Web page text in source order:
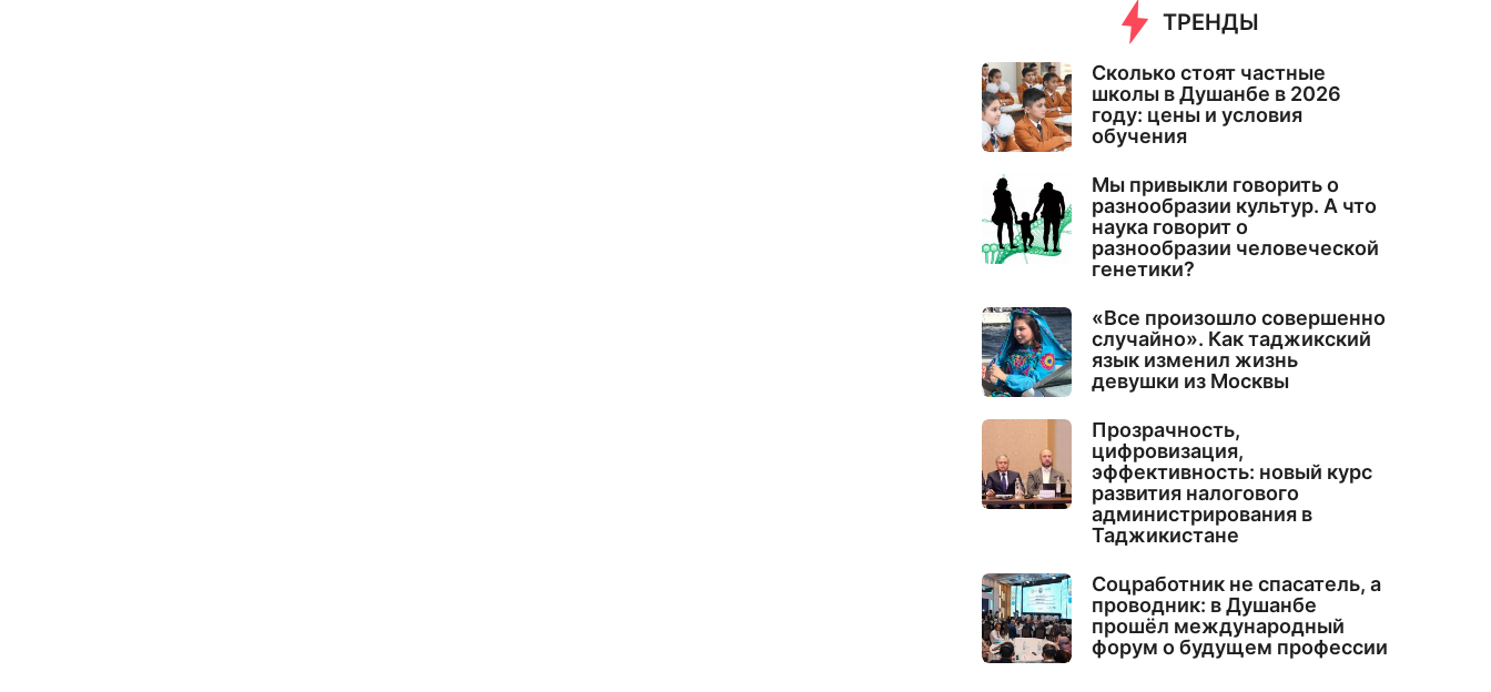
ТРЕНДЫ
Сколько стоят частные
школы в Душанбе в 2026
году: цены и условия
обучения
Мы привыкли говорить о
разнообразии культур. А что
наука говорит о
разнообразии человеческой
генетики?
«Все произошло совершенно
случайно». Как таджикский
язык изменил жизнь
девушки из Москвы
Прозрачность,
цифровизация,
эффективность: новый курс
развития налогового
администрирования в
Таджикистане
Соцработник не спасатель, а
проводник: в Душанбе
прошёл международный
форум о будущем профессии